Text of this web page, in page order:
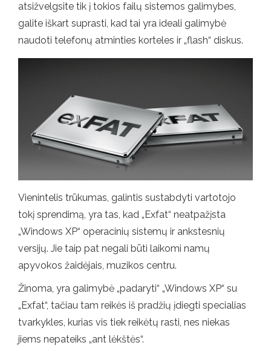
atsižvelgsite tik į tokios failų sistemos galimybes,
galite iškart suprasti, kad tai yra ideali galimybė
naudoti telefonų atminties korteles ir „flash“ diskus.
Vienintelis trūkumas, galintis sustabdyti vartotojo
tokį sprendimą, yra tas, kad „Exfat“ neatpažįsta
„Windows XP“ operacinių sistemų ir ankstesnių
versijų. Jie taip pat negali būti laikomi namų
apyvokos žaidėjais, muzikos centru.
Žinoma, yra galimybė „padaryti“ „Windows XP“ su
„Exfat“, tačiau tam reikės iš pradžių įdiegti specialias
tvarkykles, kurias vis tiek reikėtų rasti, nes niekas
jiems nepateiks „ant lėkštės“.